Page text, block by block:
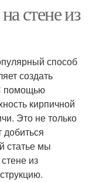
стене из
способ
создать
помощью
кирпичной
Это не только
добиться
статье мы
из